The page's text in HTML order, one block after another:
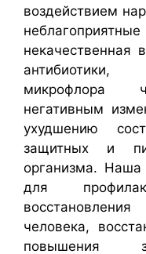
воздействием
некачественная
антибиотики,
микрофлора
негативным
ухудшению
защитных и
организма. Наша
для
человека,
повышения